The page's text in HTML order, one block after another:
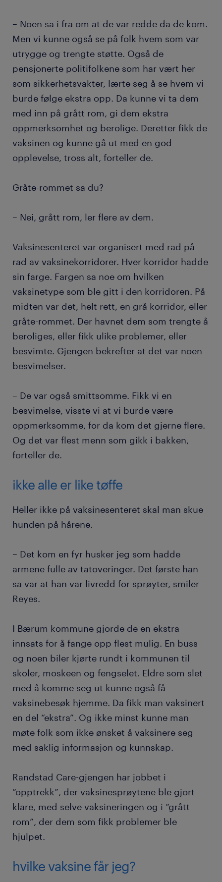
– Noen sa i fra om at de var redde da de kom.
Men vi kunne også se på folk hvem som var
utrygge og trengte støtte. Også de
pensjonerte politifolkene som har vært her
som sikkerhetsvakter, lærte seg å se hvem vi
burde følge ekstra opp. Da kunne vi ta dem
med inn på grått rom, gi dem ekstra
oppmerksomhet og berolige. Deretter fikk de
vaksinen og kunne gå ut med en god
opplevelse, tross alt, forteller de.
Gråte-rommet sa du?
– Nei, grått rom, ler flere av dem.
Vaksinesenteret var organisert med rad på
rad av vaksinekorridorer. Hver korridor hadde
sin farge. Fargen sa noe om hvilken
vaksinetype som ble gitt i den korridoren. På
midten var det, helt rett, en grå korridor, eller
gråte-rommet. Der havnet dem som trengte å
beroliges, eller fikk ulike problemer, eller
besvimte. Gjengen bekrefter at det var noen
besvimelser.
– De var også smittsomme. Fikk vi en
besvimelse, visste vi at vi burde være
oppmerksomme, for da kom det gjerne flere.
Og det var flest menn som gikk i bakken,
forteller de.
ikke alle er like tøffe
Heller ikke på vaksinesenteret skal man skue
hunden på hårene.
– Det kom en fyr husker jeg som hadde
armene fulle av tatoveringer. Det første han
sa var at han var livredd for sprøyter, smiler
Reyes.
I Bærum kommune gjorde de en ekstra
innsats for å fange opp flest mulig. En buss
og noen biler kjørte rundt i kommunen til
skoler, moskeen og fengselet. Eldre som slet
med å komme seg ut kunne også få
vaksinebesøk hjemme. Da fikk man vaksinert
en del “ekstra”. Og ikke minst kunne man
møte folk som ikke ønsket å vaksinere seg
med saklig informasjon og kunnskap.
Randstad Care-gjengen har jobbet i
“opptrekk”, der vaksinesprøytene ble gjort
klare, med selve vaksineringen og i “grått
rom”, der dem som fikk problemer ble
hjulpet.
hvilke vaksine får jeg?